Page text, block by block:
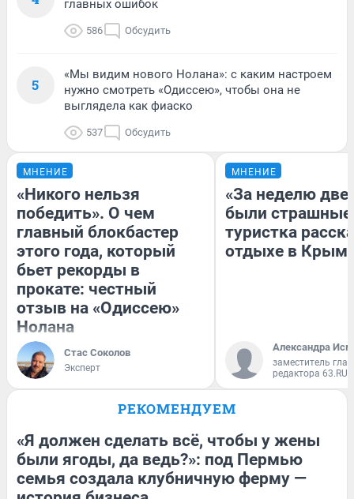
главных ошибок
586 Обсудить
5
«Мы видим нового Нолана»: с каким настроем
нужно смотреть «Одиссею», чтобы она не
выглядела как фиаско
537 Обсудить
МНЕНИЕ
«Никого нельзя
победить». О чем
главный блокбастер
этого года, который
бьет рекорды в
прокате: честный
отзыв на «Одиссею»
Нолана
Стас Соколов
Эксперт
МНЕНИЕ
«За неделю две
были
туристка
отдыхе в
Александра
заместитель
редактора 63.RU
РЕКОМЕНДУЕМ
«Я должен сделать всё, чтобы у жены
были ягоды, да ведь?»: под Пермью
семья создала клубничную ферму —